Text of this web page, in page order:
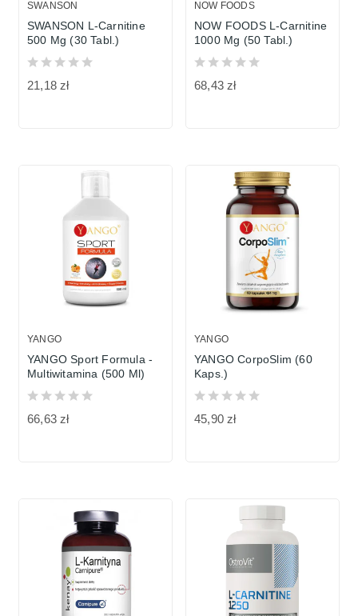
SWANSON
SWANSON L-Carnitine
500 Mg (30 Tabl.)
21,18 zł
NOW FOODS
NOW FOODS L-Carnitine
1000 Mg (50 Tabl.)
68,43 zł
YANGO
YANGO Sport Formula -
Multiwitamina (500 Ml)
66,63 zł
YANGO
YANGO CorpoSlim (60
Kaps.)
45,90 zł